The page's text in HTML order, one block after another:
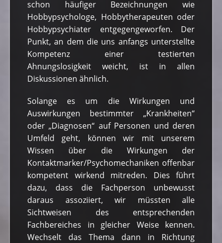
schon häufiger Bezeichnungen wie
Hobbypsychologe, Hobbytherapeuten oder
Hobbypsychiater entgegengeworfen. Der
Punkt, an dem die uns anfangs unterstellte
Kompetenz einer testierten
Ahnungslosigkeit weicht, ist in allen
Diskussionen ähnlich.
Solange es um die Wirkungen und
Auswirkungen bestimmter „Krankheiten“
oder „Diagnosen“ auf Personen und deren
Umfeld geht, können wir mit unserem
Wissen über die Wirkungen der
Kontaktmarker/Psychomechaniken offenbar
kompetent wirkend mitreden. Dies führt
dazu, dass die Fachperson unbewusst
daraus assoziiert, wir müssten alle
Sichtweisen des entsprechenden
Fachbereiches in gleicher Weise kennen.
Wechselt das Thema dann in Richtung